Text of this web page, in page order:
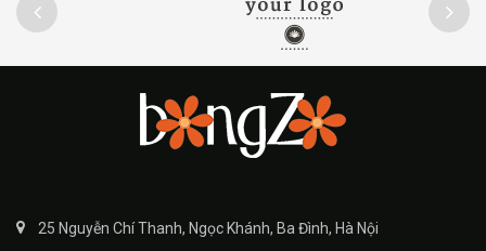
25 Nguyễn Chí Thanh, Ngọc Khánh, Ba Đình, Hà Nội